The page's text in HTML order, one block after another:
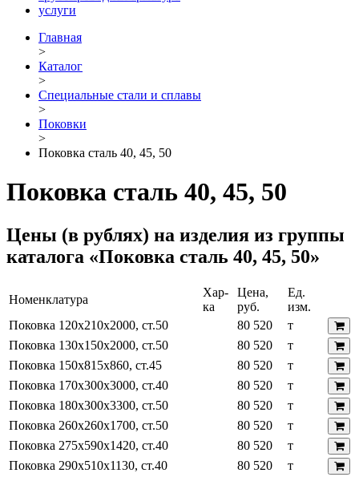
услуги
Главная
>
Каталог
>
Специальные стали и сплавы
>
Поковки
>
Поковка сталь 40, 45, 50
Поковка сталь 40, 45, 50
Цены (в рублях) на изделия из группы
каталога «Поковка сталь 40, 45, 50»
Номенклатура
Хар-
ка
Цена,
руб.
Ед.
изм.
Поковка 120х210х2000, ст.50
80 520
т
Поковка 130х150х2000, ст.50
80 520
т
Поковка 150х815х860, ст.45
80 520
т
Поковка 170х300х3000, ст.40
80 520
т
Поковка 180х300х3300, ст.50
80 520
т
Поковка 260х260х1700, ст.50
80 520
т
Поковка 275х590х1420, ст.40
80 520
т
Поковка 290х510х1130, ст.40
80 520
т